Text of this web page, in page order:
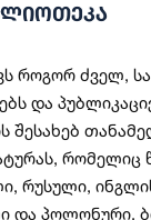
როგორ ძველ,
და
შესახებ
რომელიც
რუსული,
და პოლონური.